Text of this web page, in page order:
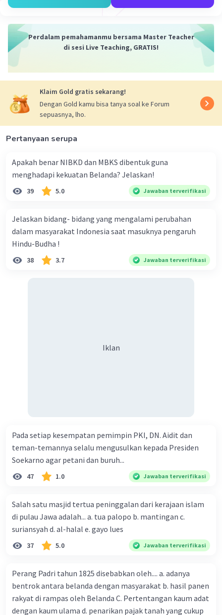
Perdalam pemahamanmu bersama Master Teacher
di sesi Live Teaching, GRATIS!
Klaim Gold gratis sekarang!
Dengan Gold kamu bisa tanya soal ke Forum
sepuasnya, lho.
Pertanyaan serupa
Apakah benar NIBKD dan MBKS dibentuk guna
menghadapi kekuatan Belanda? Jelaskan!
39 5.0 Jawaban terverifikasi
Jelaskan bidang- bidang yang mengalami perubahan
dalam masyarakat Indonesia saat masuknya pengaruh
Hindu-Budha !
38 3.7 Jawaban terverifikasi
Iklan
Pada setiap kesempatan pemimpin PKI, DN. Aidit dan
teman-temannya selalu mengusulkan kepada Presiden
Soekarno agar petani dan buruh...
47 1.0 Jawaban terverifikasi
Salah satu masjid tertua peninggalan dari kerajaan islam
di pulau Jawa adalah... a. tua palopo b. mantingan c.
suriansyah d. al-halal e. gayo lues
37 5.0 Jawaban terverifikasi
Perang Padri tahun 1825 disebabkan oleh.... a. adanya
bentrok antara belanda dengan masyarakat b. hasil panen
rakyat di rampas oleh Belanda C. Pertentangan kaum adat
dengan kaum ulama d. penarikan pajak tanah yang cukup